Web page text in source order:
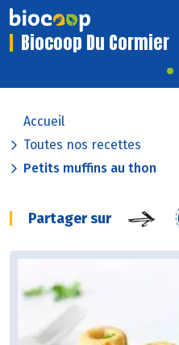
Biocoop Du Cormier
Accueil
Toutes nos recettes
Petits muffins au thon
Partager sur